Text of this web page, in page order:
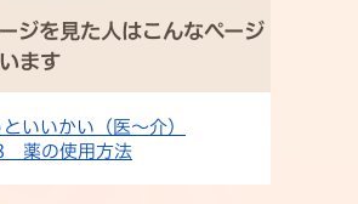
ジを見た人はこんなページ
ます
いいかい（医～介）
薬の使用方法